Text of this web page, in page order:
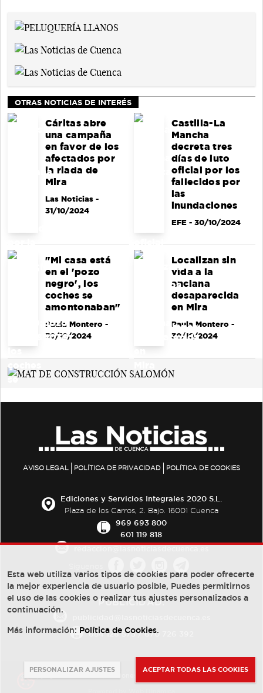
OTRAS NOTICIAS DE INTERÉS
Cáritas abre
una campaña
en favor de los
afectados por
la riada de
Mira
Las Noticias-
31/10/2024
Castilla-La
Mancha
decreta tres
días de luto
oficial por los
fallecidos por
las
inundaciones
EFE- 30/10/2024
"Mi casa está
en el 'pozo
negro', los
coches se
amontonaban"
Paula Montero-
30/10/2024
Localizan sin
vida a la
anciana
desaparecida
en Mira
Paula Montero-
30/10/2024
AVISO LEGAL POLÍTICA DE PRIVACIDAD POLÍTICA DE COOKIES
Ediciones y Servicios Integrales 2020 S.L.
Plaza de los Carros, 2. Bajo. 16001 Cuenca
969 693 800
601 119 818
PUBLICIDAD:
684 126 573/670 726 392
Esta web utiliza varios tipos de cookies para poder ofrecerte
la mejor experiencia de usuario posible, Puedes permitirnos
el uso de las cookies o realizar tus ajustes personalizados a
continuación.
Más información: Política de Cookies.
PERSONALIZAR AJUSTES ACEPTAR TODAS LAS COOKIES